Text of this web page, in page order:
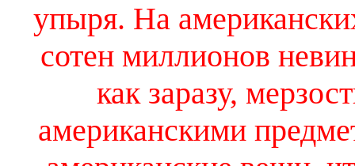
упыря. На
сотен миллионов
как заразу,
американскими